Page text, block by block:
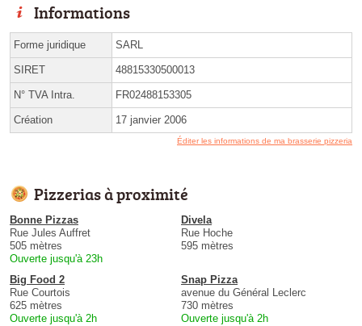
Informations
Forme juridique SARL
SIRET 48815330500013
N° TVA Intra. FR02488153305
Création 17 janvier 2006
Éditer les informations de ma brasserie pizzeria
Pizzerias à proximité
Bonne Pizzas
Rue Jules Auffret
505 mètres
Ouverte jusqu'à 23h
Divela
Rue Hoche
595 mètres
Big Food 2
Rue Courtois
625 mètres
Ouverte jusqu'à 2h
Snap Pizza
avenue du Général Leclerc
730 mètres
Ouverte jusqu'à 2h